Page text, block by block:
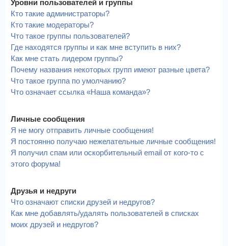
Уровни пользователей и группы
Кто такие администраторы?
Кто такие модераторы?
Что такое группы пользователей?
Где находятся группы и как мне вступить в них?
Как мне стать лидером группы?
Почему названия некоторых групп имеют разные цвета?
Что такое группа по умолчанию?
Что означает ссылка «Наша команда»?
Личные сообщения
Я не могу отправить личные сообщения!
Я постоянно получаю нежелательные личные сообщения!
Я получил спам или оскорбительный email от кого-то с
этого форума!
Друзья и недруги
Что означают списки друзей и недругов?
Как мне добавлять/удалять пользователей в списках
моих друзей и недругов?